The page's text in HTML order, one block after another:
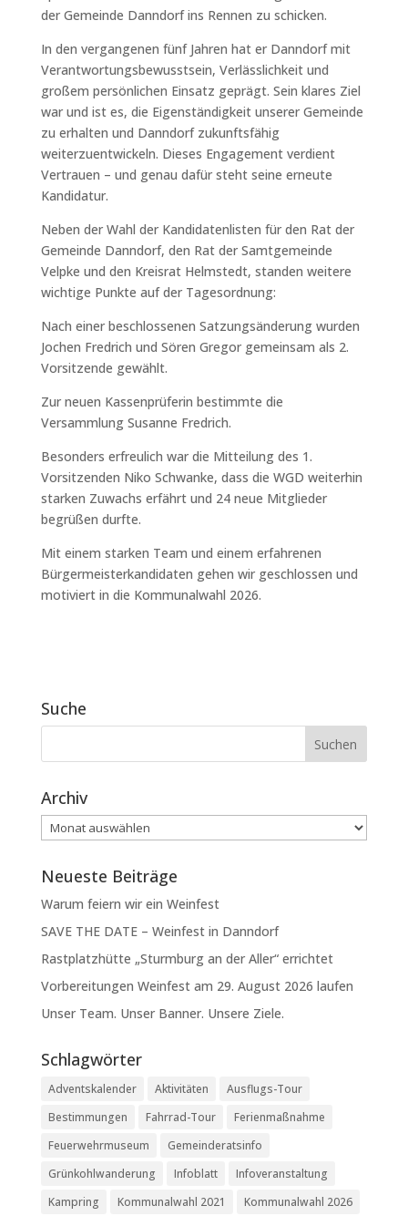
der Gemeinde Danndorf ins Rennen zu schicken.
In den vergangenen fünf Jahren hat er Danndorf mit
Verantwortungsbewusstsein, Verlässlichkeit und
großem persönlichen Einsatz geprägt. Sein klares Ziel
war und ist es, die Eigenständigkeit unserer Gemeinde
zu erhalten und Danndorf zukunftsfähig
weiterzuentwickeln. Dieses Engagement verdient
Vertrauen – und genau dafür steht seine erneute
Kandidatur.
Neben der Wahl der Kandidatenlisten für den Rat der
Gemeinde Danndorf, den Rat der Samtgemeinde
Velpke und den Kreisrat Helmstedt, standen weitere
wichtige Punkte auf der Tagesordnung:
Nach einer beschlossenen Satzungsänderung wurden
Jochen Fredrich und Sören Gregor gemeinsam als 2.
Vorsitzende gewählt.
Zur neuen Kassenprüferin bestimmte die
Versammlung Susanne Fredrich.
Besonders erfreulich war die Mitteilung des 1.
Vorsitzenden Niko Schwanke, dass die WGD weiterhin
starken Zuwachs erfährt und 24 neue Mitglieder
begrüßen durfte.
Mit einem starken Team und einem erfahrenen
Bürgermeisterkandidaten gehen wir geschlossen und
motiviert in die Kommunalwahl 2026.
Suche
Archiv
Archiv
Neueste Beiträge
Warum feiern wir ein Weinfest
SAVE THE DATE – Weinfest in Danndorf
Rastplatzhütte „Sturmburg an der Aller“ errichtet
Vorbereitungen Weinfest am 29. August 2026 laufen
Unser Team. Unser Banner. Unsere Ziele.
Schlagwörter
Adventskalender Aktivitäten
Ausflugs-Tour
Bestimmungen
Fahrrad-Tour
Ferienmaßnahme
Feuerwehrmuseum
Gemeinderatsinfo
Grünkohlwanderung
Infoblatt
Infoveranstaltung
Kampring
Kommunalwahl 2021 Kommunalwahl 2026